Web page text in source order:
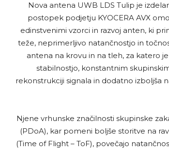
Nova antena UWB LDS Tulip je
postopek podjetju KYOCERA AVX
edinstvenimi vzorci in razvoj anten, ki
teže, neprimerljivo natančnostjo in
antena na krovu in na tleh, za katero
stabilnostjo, konstantnim
rekonstrukciji signala in dodatno izboljša
Njene vrhunske značilnosti skupinske
(PDoA), kar pomeni boljše storitve na
(Time of Flight – ToF), povečajo